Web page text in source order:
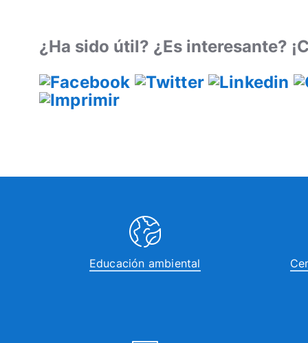
¿Ha sido útil? ¿Es interesante?
Educación ambiental